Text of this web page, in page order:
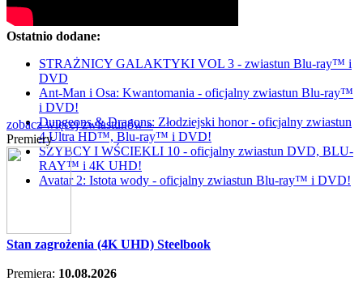
Ostatnio dodane:
STRAŻNICY GALAKTYKI VOL 3 - zwiastun Blu-ray™ i
DVD
Ant-Man i Osa: Kwantomania - oficjalny zwiastun Blu-ray™
i DVD!
Dungeons & Dragons: Złodziejski honor - oficjalny zwiastun
4 Ultra HD™, Blu-ray™ i DVD!
SZYBCY I WŚCIEKLI 10 - oficjalny zwiastun DVD, BLU-
RAY™ i 4K UHD!
Avatar 2: Istota wody - oficjalny zwiastun Blu-ray™ i DVD!
zobacz więcej zwiastunów »
Premiery
Stan zagrożenia (4K UHD) Steelbook
Premiera: 10.08.2026